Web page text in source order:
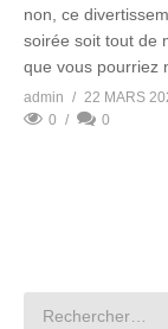
non, ce
soirée soit tout de
que vous pourriez
admin
22 MARS
0
0